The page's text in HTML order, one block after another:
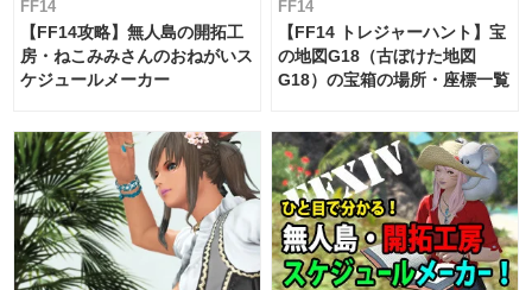
FF14
【FF14攻略】無人島の開拓工
房・ねこみみさんのおねがいス
ケジュールメーカー
FF14
【FF14 トレジャーハント】宝
の地図G18（古ぼけた地図
G18）の宝箱の場所・座標一覧